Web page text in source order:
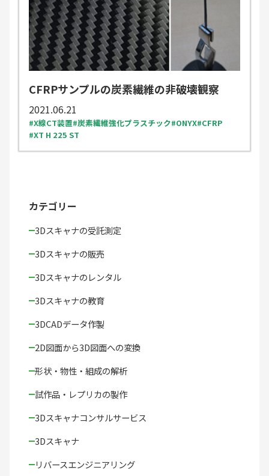
CFRPサンプルの炭素繊維の非破壊観察
2021.06.21
X線CT装置 炭素繊維強化プラスチック ONYX CFRP
XT H 225 ST
カテゴリー
3Dスキャナの受託測定
3Dスキャナの販売
3Dスキャナのレンタル
3Dスキャナの教育
3DCADデータ作製
2D図面から3D図面への変換
形状・物性・組成の解析
試作品・レプリカの製作
3Dスキャナコンサルサービス
3Dスキャナ
リバースエンジニアリング